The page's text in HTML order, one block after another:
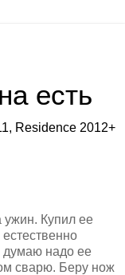
есть
Residence 2012+
ужин. Купил ее
думаю надо ее
сварю. Беру нож